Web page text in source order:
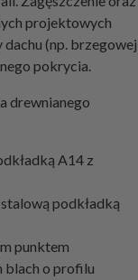
projektowych
(np. brzegowej
pokrycia.
drewnianego
A14 z
podkładką
punktem
blach o profilu